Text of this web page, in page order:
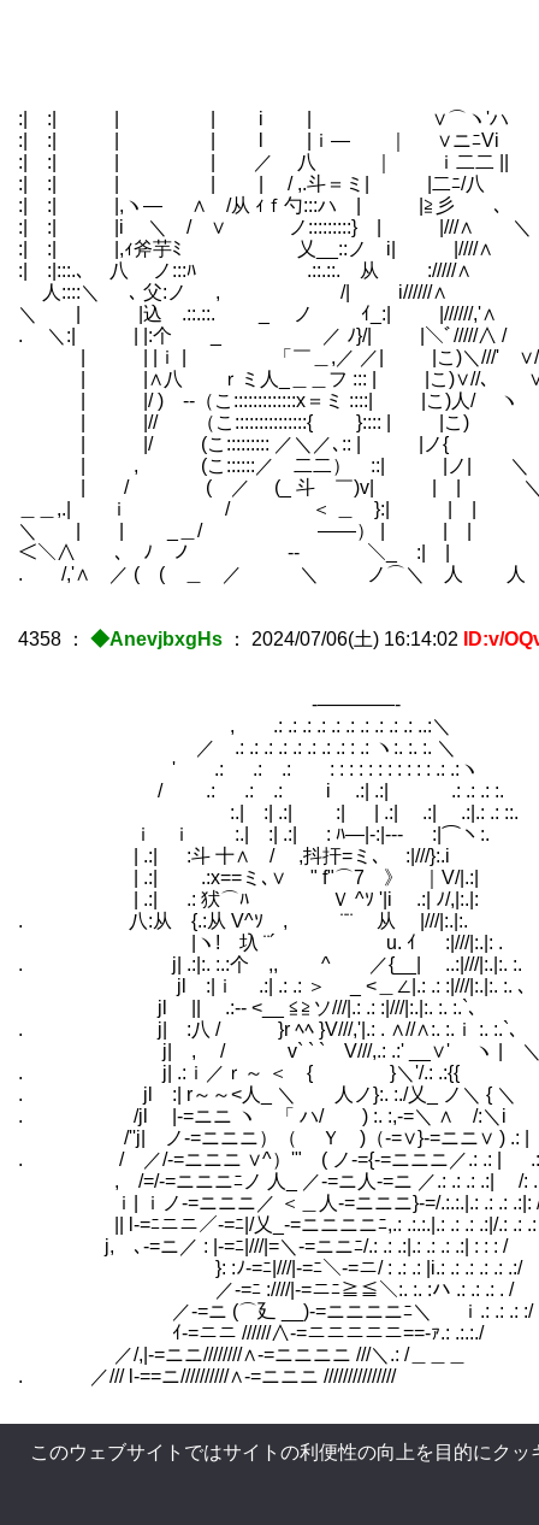
:| :| | | i | ∨⌒ヽ'ハ
:| :| | | l |ｉ― ｜ ∨ニﾆVi
:| :| | | ／ 八 ｜ ｉ二二 ||
:| :| | | | / ,.斗＝ミ| |二ﾆ/八
:| :| |,ヽ― ∧ /从 ｨｆ勺:::ハ | |≧彡 ､
:| :| |i ＼ / ∨ ノ:::::::::} | |///∧ ＼
:| :| |,ｨ斧芋ﾐ 乂__::ノ i| |////∧ ＼ それ
:| :|:::.､ 八 ノ:::ﾊ .::.::. 从 ://///∧
人::::＼ ､ 父:ノ , /| i//////∧ クリスティ先生
＼ | |込 .::.::. _ ノ ｲ_:| |//////,'∧
. ＼:| | |:个 _ ／ ﾉ}/| |＼ﾞ/////∧ / 新
| | |ｉ | 「￣＿,／ ／| |こ)＼///' ∨/
| |∧八 ｒミ人_＿＿フ ::: | |こ)∨//､
| |/ ) -‐（こ:::::::::::::x＝ミ ::::| |こ)人/ ヽ
| |// （こ:::::::::::::::{ }:::: | |
| |/ (こ::::::::: ／＼／､:: | |ノ
| , (こ::::::／ 二二） ::| |ノ|
| / ( ／ (_ 斗 ￣)v| | | ＼
＿＿,.| ｉ / ＜ ＿ }:| | |
＼ | | _＿/ ――） | | | ｀`
＜＼∧ ､ ﾉ ノ -‐ ￣ ＼
. /,'∧ ／ ( ( ＿ ／ ＼ ノ⌒＼ 人
4358 ： ◆AnevjbxgHs ： 2024/07/06(土) 16:14:02 ID:v/
-――――-
, .: .: .: .: .: .: .: .: .: .: ..:＼
／ .: .: .: .: .: .: .: .: : .: ヽ:. :. :. ＼
' .: .: .: : : : : : : : : : : : .: .:ヽ
/ .: .: .: i .:| .:| .: .: .: :.
:.| :| .:| :| | .:| .:| .:|.: .: ::.
ｉ ｉ :.| :| .:| : ﾊ―|‐:|‐-- :|⌒ヽ:.
| .:| :斗 十∧ / ,抖扞=ミ､ :|///}:.i
| .:| .:x==ミ､∨ " f"⌒7 》 ｜V/|.:|
| .:| .: 犾⌒ﾊ Ｖ ^ｿ '|i .:| ﾉ/,|:.|:
. 八:从 {.:从 V^ｿ , ¨¨ 从 |///|:.|:.
|ヽ! 圦 ¨´ u. ｲ :|///|:.|: . あ、ごめ
. j| .:|:. :.:个 ,, ^ ／{__| ..:|///|:.|:. :.
jl :|ｉ .:| .: .: ＞ _ <＿∠|.: .: :|///|:.|:. :. ､
jl || .:-- <__ ≦≧ソ///|.: .: :|///|:.|:. :. :.`､
. j| :八 / }r ﾍﾍ }V///,'|.: . ∧//∧:. :.ｉ :. :.`､
j| , / v` ` ` V///,.: .:' __∨' ヽ | ＼:.
. j| .:ｉ／ｒ～ ＜ { }＼'/.: .:{{ }
. jl :| r～～<人_ ＼ 人ノ}:. :./乂_ ノ＼ {
. /jl |-=ニニ ヽ 「 ハ/ ) :. :,-=＼ ∧ /:＼i
/''j| ノ-=ニニニ）（ Ｙ )（-=∨}-=ニニ∨ )
. / ／/-=ニニニ ∨^）'" ( ノ-={-=ニニニ／.: .: | .:
, /=/-=ニニニﾆノ 人_ ／-=ニ人-=ニ ／.: .: .: .:| /:
ｉ| ｉノ-=ニニニ／ ＜＿人-=ニニニ}-=/.:.:.|.: .: .: .:|: /
|| l-=ﾆニニ／-=ﾆ|/乂_-=ニニニニﾆ,.: .:.:.|.: .: .: .:|/.: .: .:
j, ､-=ニ／ : |-=ﾆ|///|=＼-=ニニﾆ/.: .: .:|.: .: .: .:| : : : /
￣ }: :ﾉ-=ﾆ|///|-=ﾆ＼-=ニ/ : .: .: |i.: .: .: .: .: .:/
／-=ﾆ :////|-=ニﾆ≧≦＼:. :. :ハ .: .: .: . /
／-=ニ (⌒廴 __)-=ニニニニﾆ＼ ｉ.: .: .: :/
ｲ-=ニニ //////∧-=ニニニニニ==-ｧ.: .:.:./
／/,|-=ニニ////////∧-=ニニニニ ///＼.: /＿＿＿
. ／/// l-==ニ//////////∧-=ニニニ ///////////////
このウェブサイトではサイトの利便性の向上を目的にク